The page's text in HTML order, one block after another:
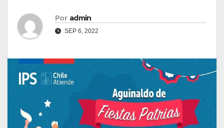
Por admin
SEP 6, 2022